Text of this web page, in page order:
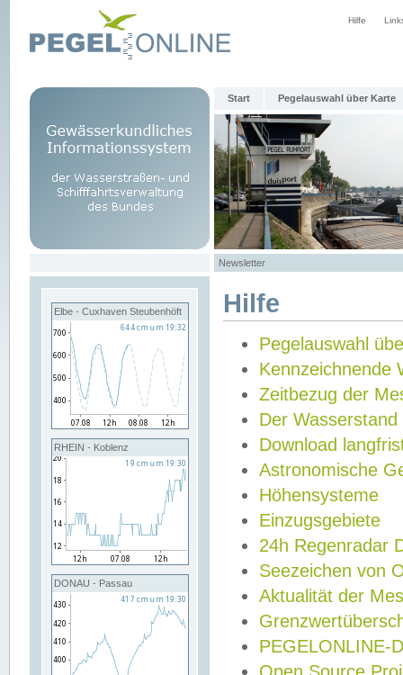
Hilfe
Start Pegelauswahl über Karte
Newsletter
Elbe - Cuxhaven Steubenhöft
RHEIN - Koblenz
DONAU - Passau
Hilfe
Pegelauswahl
Kennzeichnende
Zeitbezug der
Der Wasserstand
Download
Astronomische
Höhensysteme
Einzugsgebiete
24h Regenradar
Seezeichen von
Aktualität der
PEGELONLINE-